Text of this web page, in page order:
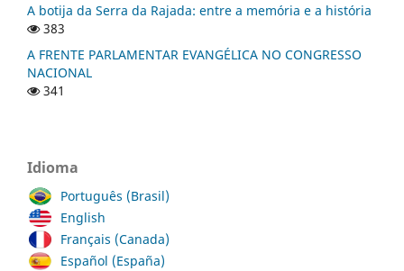
A botija da Serra da Rajada: entre a memória e a história
383
A FRENTE PARLAMENTAR EVANGÉLICA NO CONGRESSO
NACIONAL
341
Idioma
Português (Brasil)
English
Français (Canada)
Español (España)